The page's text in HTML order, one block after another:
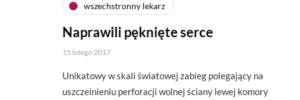
wszechstronny lekarz
Naprawili pęknięte serce
15 lutego 2017
Unikatowy w skali światowej zabieg polegający na
uszczelnieniu perforacji wolnej ściany lewej komory